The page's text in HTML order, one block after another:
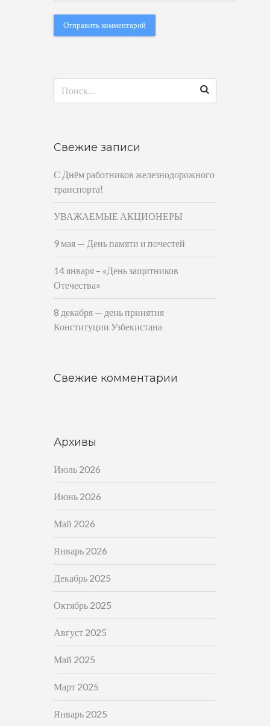
Свежие записи
С Днём работников железнодорожного
транспорта!
УВАЖАЕМЫЕ АКЦИОНЕРЫ
9 мая — День памяти и почестей
14 января – «День защитников
Отечества»
8 декабря — день принятия
Конституции Узбекистана
Свежие комментарии
Архивы
Июль 2026
Июнь 2026
Май 2026
Январь 2026
Декабрь 2025
Октябрь 2025
Август 2025
Май 2025
Март 2025
Январь 2025